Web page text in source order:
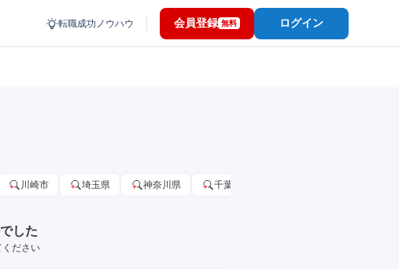
転職成功ノウハウ 会員登録 無料 ログイン
川崎市 埼玉県 神奈川県 千葉市
した
ください